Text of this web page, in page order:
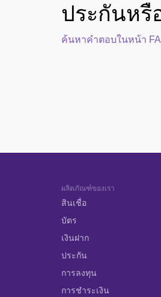
ประกันหรื
ค้นหาคำตอบในหน้า
ผลิตภัณฑ์ของเรา
สินเชื่อ
บัตร
เงินฝาก
ประกัน
การลงทุน
การชำระเงิน